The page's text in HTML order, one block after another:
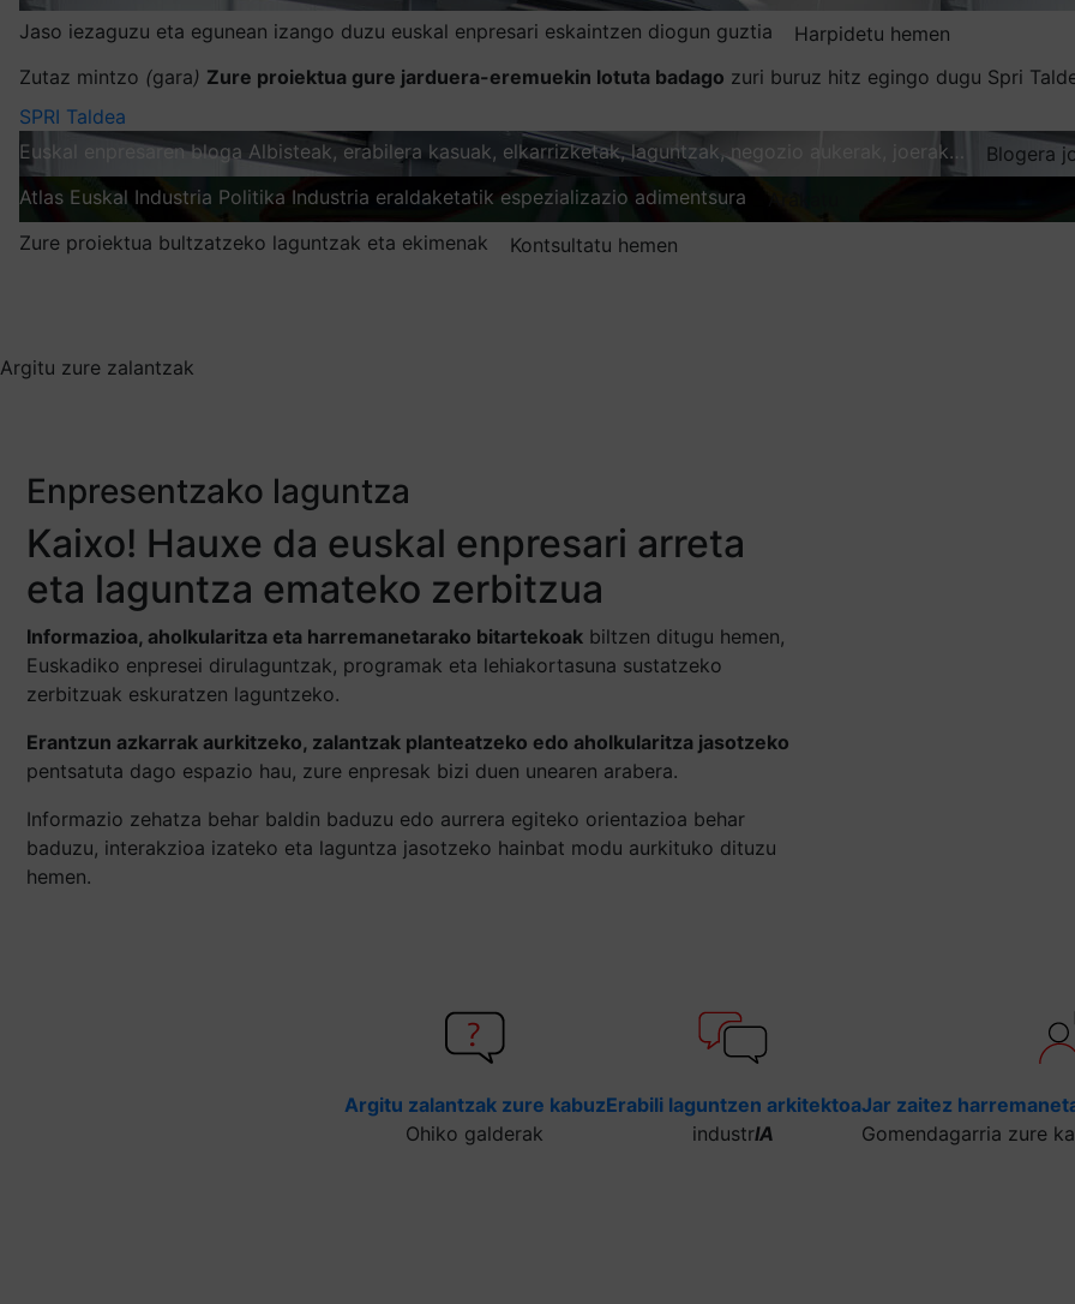
Jaso iezaguzu eta egunean izango duzu euskal enpresari eskaintzen diogun guztia
Harpidetu hemen
Zutaz mintzo (gara) Zure proiektua gure jarduera-eremuekin lotuta badago zuri buruz hitz egingo dugu Spri
SPRI Taldea
Euskal enpresaren bloga Albisteak, erabilera kasuak, elkarrizketak, laguntzak, negozio aukerak, joerak…
Blogera
Atlas Euskal Industria Politika Industria eraldaketatik espezializazio adimentsura
Zure proiektua bultzatzeko laguntzak eta ekimenak
Kontsultatu hemen
Argitu zure zalantzak
Enpresentzako laguntza
Kaixo! Hauxe da euskal enpresari arreta
eta laguntza emateko zerbitzua
Informazioa, aholkularitza eta harremanetarako bitartekoak biltzen ditugu hemen,
Euskadiko enpresei dirulaguntzak, programak eta lehiakortasuna sustatzeko
zerbitzuak eskuratzen laguntzeko.
Erantzun azkarrak aurkitzeko, zalantzak planteatzeko edo aholkularitza jasotzeko
pentsatuta dago espazio hau, zure enpresak bizi duen unearen arabera.
Informazio zehatza behar baldin baduzu edo aurrera egiteko orientazioa behar
baduzu, interakzioa izateko eta laguntza jasotzeko hainbat modu aurkituko dituzu
hemen.
Argitu zalantzak zure kabuz
Ohiko galderak
Erabili laguntzen arkitektoa
industrIA
Jar zaitez
Gomendagarria zure